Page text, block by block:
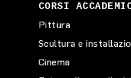
CORSI
Pittura
Scultura e
Cinema